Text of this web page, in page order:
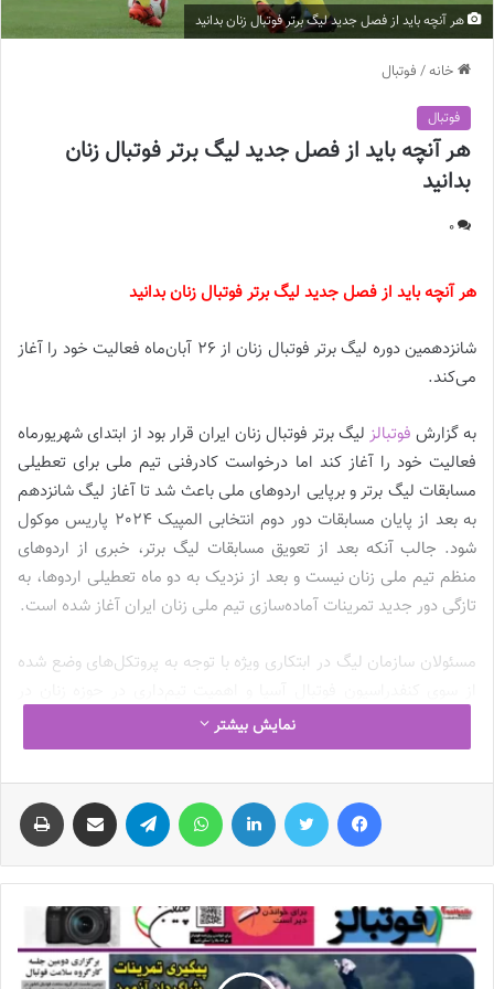
هر آنچه باید از فصل جدید لیگ برتر فوتبال زنان بدانید
خانه/ فوتبال
فوتبال
هر آنچه باید از فصل جدید لیگ برتر فوتبال زنان
بدانید
0
هر آنچه باید از فصل جدید لیگ برتر فوتبال زنان بدانید
شانزدهمین دوره لیگ برتر فوتبال زنان از 26 آبان‌ماه فعالیت خود را آغاز
می‌کند.
به گزارش فوتبالز لیگ برتر فوتبال زنان ایران قرار بود از ابتدای شهریورماه
فعالیت خود را آغاز کند اما درخواست کادرفنی تیم ملی برای تعطیلی
مسابقات لیگ برتر و برپایی اردوهای ملی باعث شد تا آغاز لیگ شانزدهم
به بعد از پایان مسابقات دور دوم انتخابی المپیک 2024 پاریس موکول
شود. جالب آنکه بعد از تعویق مسابقات لیگ برتر، خبری از اردوهای
منظم تیم ملی زنان نیست و بعد از نزدیک به دو ماه تعطیلی اردوها، به
تازگی دور جدید تمرینات آماده‌سازی تیم ملی زنان ایران آغاز شده است.
مسئولان سازمان لیگ در ابتکاری ویژه با توجه به پروتکل‌های وضع شده
راستای صدور مجوز حرفه‌ای‌سازی، طرح اعطای امتیاز رایگان به
باشگاه‌هایی که در لیگ برتر فوتبال مردان تیم‌داری می‌کنند را به
هیات‌رئیسه فدراسیون فوتبال ارائه کردند و این طرح مورد تایید اعضا
قرار گرفت. تصور می‌شد با توجه به هبه رایگان امتیاز، باشگاه‌های لیگ
برتری سرشناس و مطرح برای ورود به حوزه فوتبال زنان اعلام آمادگی
کنند اما شرایط برخلاف آنچه تصور می‌شد، پیش رفت.
فقط پیکان آمد، بقیه خواب ماندند!
باشگاه‌های فعال در حوزه فوتبال مردان تا پنجم مهرماه فرصت داشتند
نامه اعلام آمادگی خود را به سازمان لیگ ارائه کنند. در شرایطی‌که
نمایش بیشتر